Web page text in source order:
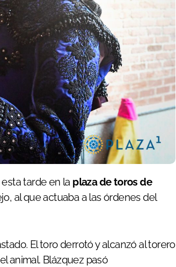
tarde en la plaza de toros de
al que actuaba a las órdenes del
El toro derrotó y alcanzó al torero
animal. Blázquez pasó